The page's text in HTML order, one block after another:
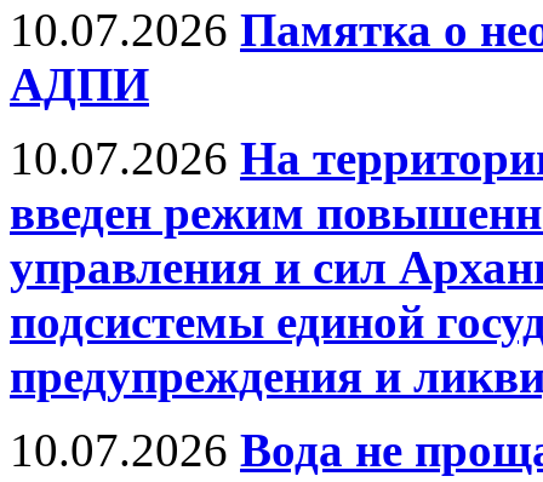
10.07.2026 Памятка о
АДПИ
10.07.2026 На
введен режим
управления и сил
подсистемы единой
предупреждения и
10.07.2026 Вода не